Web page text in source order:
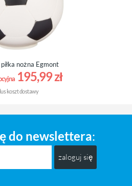
nożna Egmont
195,99 zł
koszt dostawy
do newslettera
zaloguj się